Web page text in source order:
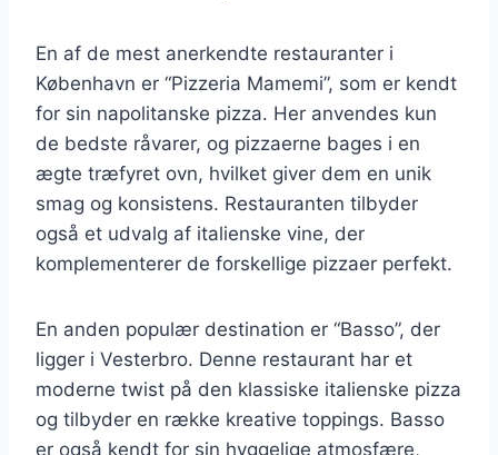
En af de mest anerkendte restauranter i
København er “Pizzeria Mamemi”, som er kendt
for sin napolitanske pizza. Her anvendes kun
de bedste råvarer, og pizzaerne bages i en
ægte træfyret ovn, hvilket giver dem en unik
smag og konsistens. Restauranten tilbyder
også et udvalg af italienske vine, der
komplementerer de forskellige pizzaer perfekt.
En anden populær destination er “Basso”, der
ligger i Vesterbro. Denne restaurant har et
moderne twist på den klassiske italienske pizza
og tilbyder en række kreative toppings. Basso
er også kendt for sin hyggelige atmosfære,